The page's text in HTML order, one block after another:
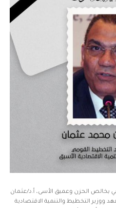
بخالص الحزن وعميق الأسى، أ.د/عثمان
ووزير التخطيط والتنمية الاقتصادية